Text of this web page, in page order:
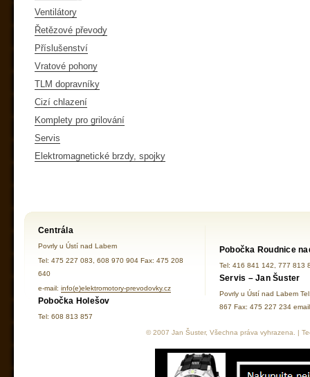
Ventilátory
Řetězové převody
Příslušenství
Vratové pohony
TLM dopravníky
Cizí chlazení
Komplety pro grilování
Servis
Elektromagnetické brzdy, spojky
Centrála
Povrly u Ústí nad Labem
Tel: 475 227 083, 608 970 904 Fax: 475 208
640
e-mail: info(e)elektromotory-prevodovky.cz
Pobočka Holešov
Tel: 608 813 857
Pobočka Roudnice
Tel: 416 841 142, 777 813
Servis – Jan Šuster
Povrly u Ústí nad Labem
867 Fax: 475 227 234
© 2007 Jan Šuster, Všechna práva vyhrazena. |